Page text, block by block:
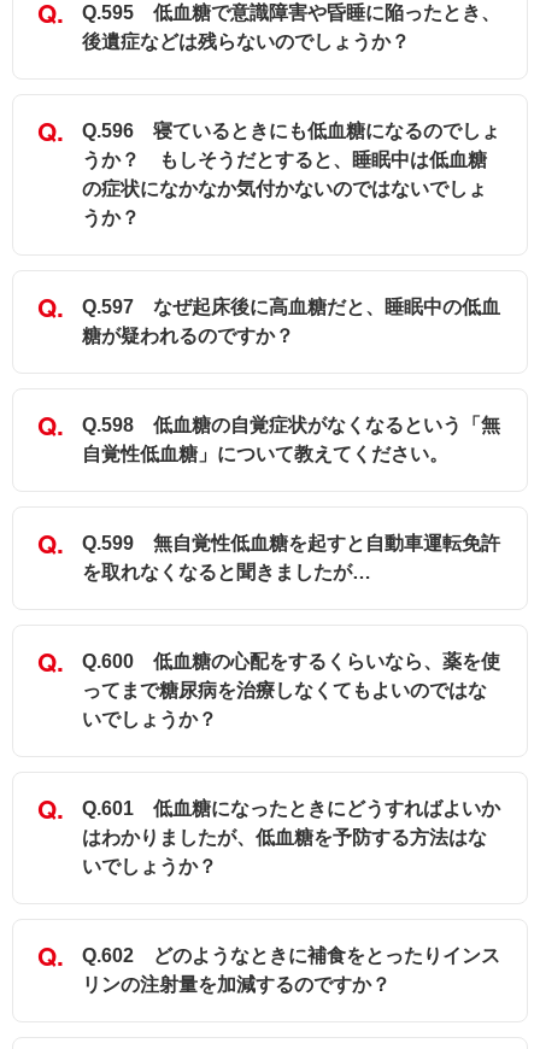
Q.595 低血糖で意識障害や昏睡に陥ったとき、
後遺症などは残らないのでしょうか？
Q.596 寝ているときにも低血糖になるのでしょ
うか？ もしそうだとすると、睡眠中は低血糖
の症状になかなか気付かないのではないでしょ
うか？
Q.597 なぜ起床後に高血糖だと、睡眠中の低血
糖が疑われるのですか？
Q.598 低血糖の自覚症状がなくなるという「無
自覚性低血糖」について教えてください。
Q.599 無自覚性低血糖を起すと自動車運転免許
を取れなくなると聞きましたが…
Q.600 低血糖の心配をするくらいなら、薬を使
ってまで糖尿病を治療しなくてもよいのではな
いでしょうか？
Q.601 低血糖になったときにどうすればよいか
はわかりましたが、低血糖を予防する方法はな
いでしょうか？
Q.602 どのようなときに補食をとったりインス
リンの注射量を加減するのですか？